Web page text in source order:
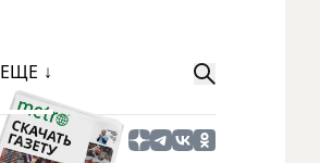
ЕЩЕ ↓